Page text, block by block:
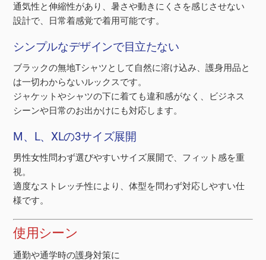
通気性と伸縮性があり、暑さや動きにくさを感じさせない
設計で、日常着感覚で着用可能です。
シンプルなデザインで目立たない
ブラックの無地Tシャツとして自然に溶け込み、護身用品と
は一切わからないルックスです。
ジャケットやシャツの下に着ても違和感がなく、ビジネス
シーンや日常のお出かけにも対応します。
M、L、XLの3サイズ展開
男性女性問わず選びやすいサイズ展開で、フィット感を重
視。
適度なストレッチ性により、体型を問わず対応しやすい仕
様です。
使用シーン
通勤や通学時の護身対策に